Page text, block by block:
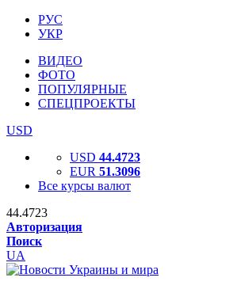
РУС
УКР
ВИДЕО
ФОТО
ПОПУЛЯРНЫЕ
СПЕЦПРОЕКТЫ
USD
USD 44.4723
EUR 51.3096
Все курсы валют
44.4723
Авторизация
Поиск
UA